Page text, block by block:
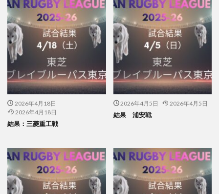
2026年4月18日
2026年4月18日
結果：三菱重工戦
2026年4月5日 2026年4月5日
結果 浦安戦